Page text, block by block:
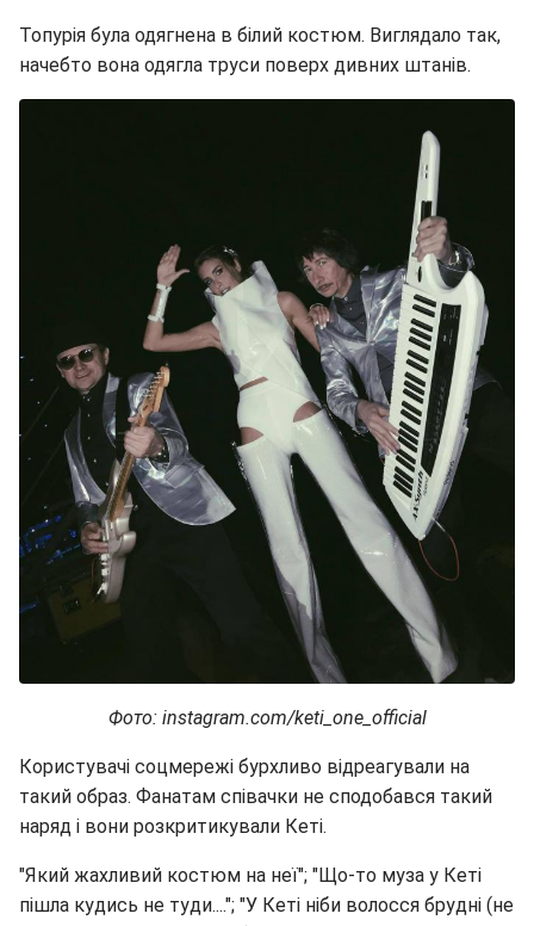
Топурія була одягнена в білий костюм. Виглядало так,
начебто вона одягла труси поверх дивних штанів.
Фото: instagram.com/keti_one_official
Користувачі соцмережі бурхливо відреагували на
такий образ. Фанатам співачки не сподобався такий
наряд і вони розкритикували Кеті.
"Який жахливий костюм на неї"; "Що-то муза у Кеті
пішла кудись не туди...."; "У Кеті ніби волосся брудні (не